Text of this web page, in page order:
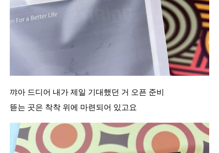
꺄아 드디어 내가 제일 기대했던 거 오픈 준비
뜯는 곳은 착착 위에 마련되어 있고요